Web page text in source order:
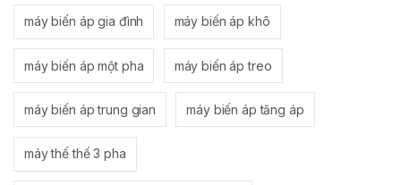
máy biến áp gia đình máy biến áp khô
máy biến áp một pha máy biến áp treo
máy biến áp trung gian máy biến áp tăng áp
máy thế thế 3 pha